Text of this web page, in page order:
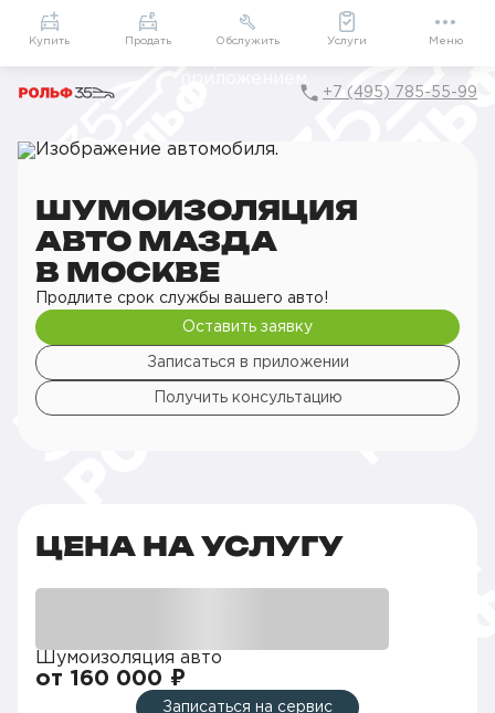
Приложение
Мой РОЛЬФ
Подарки внутри
+7 (495) 785-55-99
Главная
РОЛЬФ Сервис
Сервис Mazda
Детейлинг
Шумоизоляция
Шумоизоляция авто
ШУМОИЗОЛЯЦИЯ
АВТО МАЗДА
В МОСКВЕ
Продлите срок службы вашего авто!
Оставить заявку
Записаться в приложении
Получить консультацию
ЦЕНА НА УСЛУГУ
Шумоизоляция авто
от 160 000 ₽
Записаться на сервис
Купить Продать Обслужить Услуги Меню